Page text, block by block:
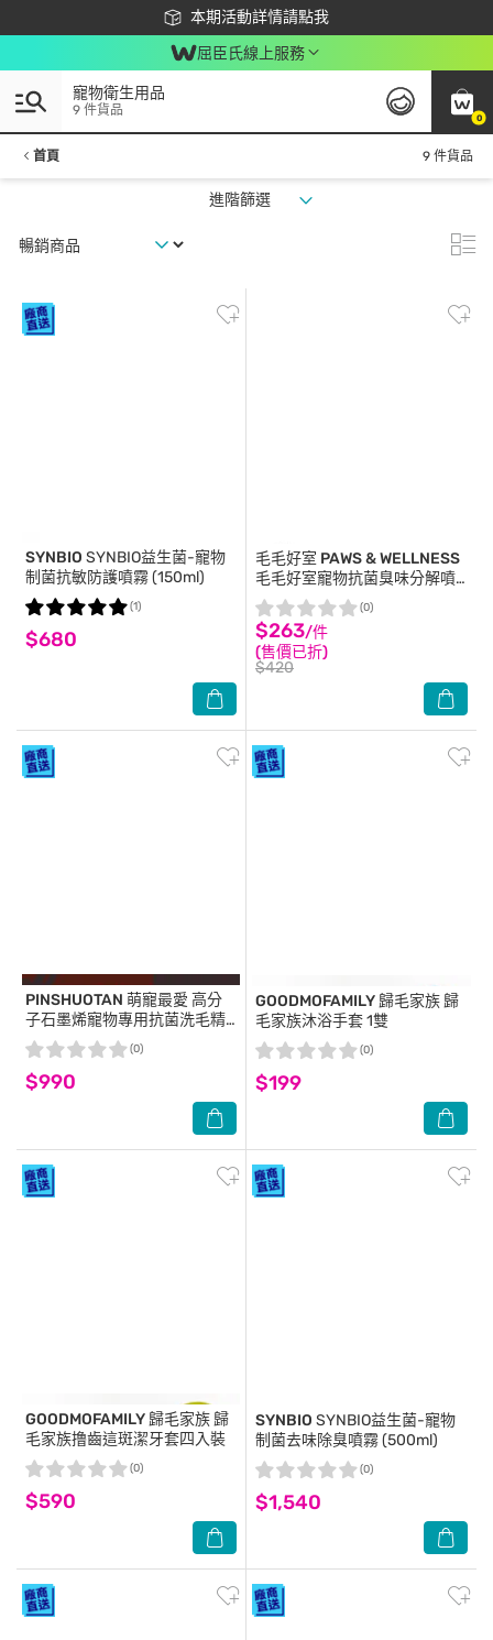
本期活動詳情請點我
下載app最高回饋$350
屈臣氏線上服務
0
寵物衛生用品
9 件貨品
首頁 9 件貨品
進階篩選
SYNBIO SYNBIO益生菌-寵物
制菌抗敏防護噴霧 (150ml)
$680
(1)
毛毛好室 PAWS & WELLNESS
毛毛好室寵物抗菌臭味分解噴
霧-貓貓專用 無香款 300ML
$263/件
(售價已折)
$420
(0)
PINSHUOTAN 萌寵最愛 高分
子石墨烯寵物專用抗菌洗毛精
獨家高分子石墨烯配方加低過
敏性的清潔配方給愛犬洗的健
康又安心(全犬皆適用)
$990
(0)
GOODMOFAMILY 歸毛家族 歸
毛家族沐浴手套 1雙
$199
(0)
GOODMOFAMILY 歸毛家族 歸
毛家族撸齒這斑潔牙套四入裝
$590
(0)
SYNBIO SYNBIO益生菌-寵物
制菌去味除臭噴霧 (500ml)
$1,540
(0)